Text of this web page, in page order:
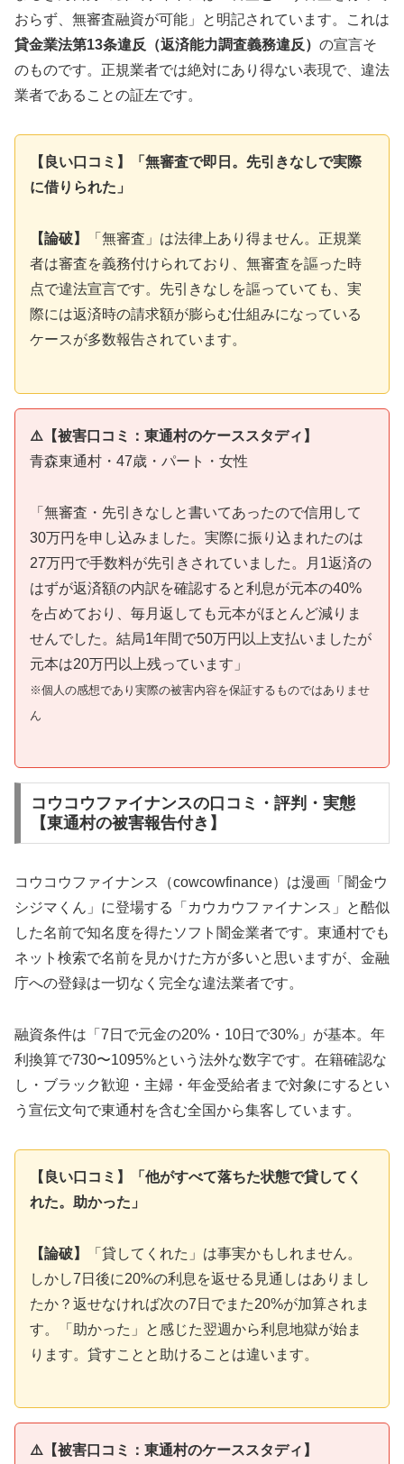
おらず、無審査融資が可能」と明記されています。これは
貸金業法第13条違反（返済能力調査義務違反） の宣言そ
のものです。正規業者では絶対にあり得ない表現で、違法
業者であることの証左です。
【良い口コミ】「無審査で即日。先引きなしで実際
に借りられた」
【論破】
「無審査」は法律上あり得ません。正規業
者は審査を義務付けられており、無審査を謳った時
点で違法宣言です。先引きなしを謳っていても、実
際には返済時の請求額が膨らむ仕組みになっている
ケースが多数報告されています。
⚠️【被害口コミ：東通村のケーススタディ】
青森東通村・47歳・パート・女性
「無審査・先引きなしと書いてあったので信用して
30万円を申し込みました。実際に振り込まれたのは
27万円で手数料が先引きされていました。月1返済の
はずが返済額の内訳を確認すると利息が元本の40%
を占めており、毎月返しても元本がほとんど減りま
せんでした。結局1年間で50万円以上支払いましたが
元本は20万円以上残っています」
※個人の感想であり実際の被害内容を保証するものではありませ
ん
コウコウファイナンスの口コミ・評判・実態
【東通村の被害報告付き】
コウコウファイナンス（cowcowfinance）は漫画「闇金ウ
シジマくん」に登場する「カウカウファイナンス」と酷似
した名前で知名度を得たソフト闇金業者です。東通村でも
ネット検索で名前を見かけた方が多いと思いますが、金融
庁への登録は一切なく完全な違法業者です。
融資条件は「7日で元金の20%・10日で30%」が基本。年
利換算で730〜1095%という法外な数字です。在籍確認な
し・ブラック歓迎・主婦・年金受給者まで対象にするとい
う宣伝文句で東通村を含む全国から集客しています。
【良い口コミ】「他がすべて落ちた状態で貸してく
れた。助かった」
【論破】
「貸してくれた」は事実かもしれません。
しかし7日後に20%の利息を返せる見通しはありまし
たか？返せなければ次の7日でまた20%が加算されま
す。「助かった」と感じた翌週から利息地獄が始ま
ります。貸すことと助けることは違います。
⚠️【被害口コミ：東通村のケーススタディ】